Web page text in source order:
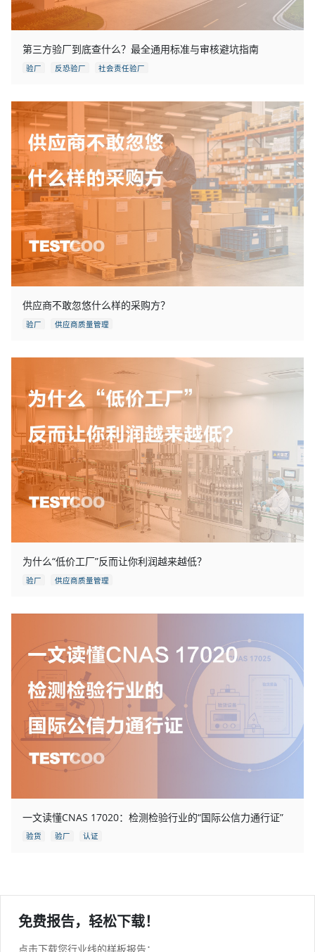
第三方验厂到底查什么？最全通用标准与审核避坑指南
验厂 反恐验厂 社会责任验厂
供应商不敢忽悠什么样的采购方？
验厂 供应商质量管理
为什么“低价工厂”反而让你利润越来越低？
验厂 供应商质量管理
一文读懂CNAS 17020：检测检验行业的“国际公信力通行证”
验货 验厂 认证
免费报告，轻松下载！
点击下载您行业线的样板报告：